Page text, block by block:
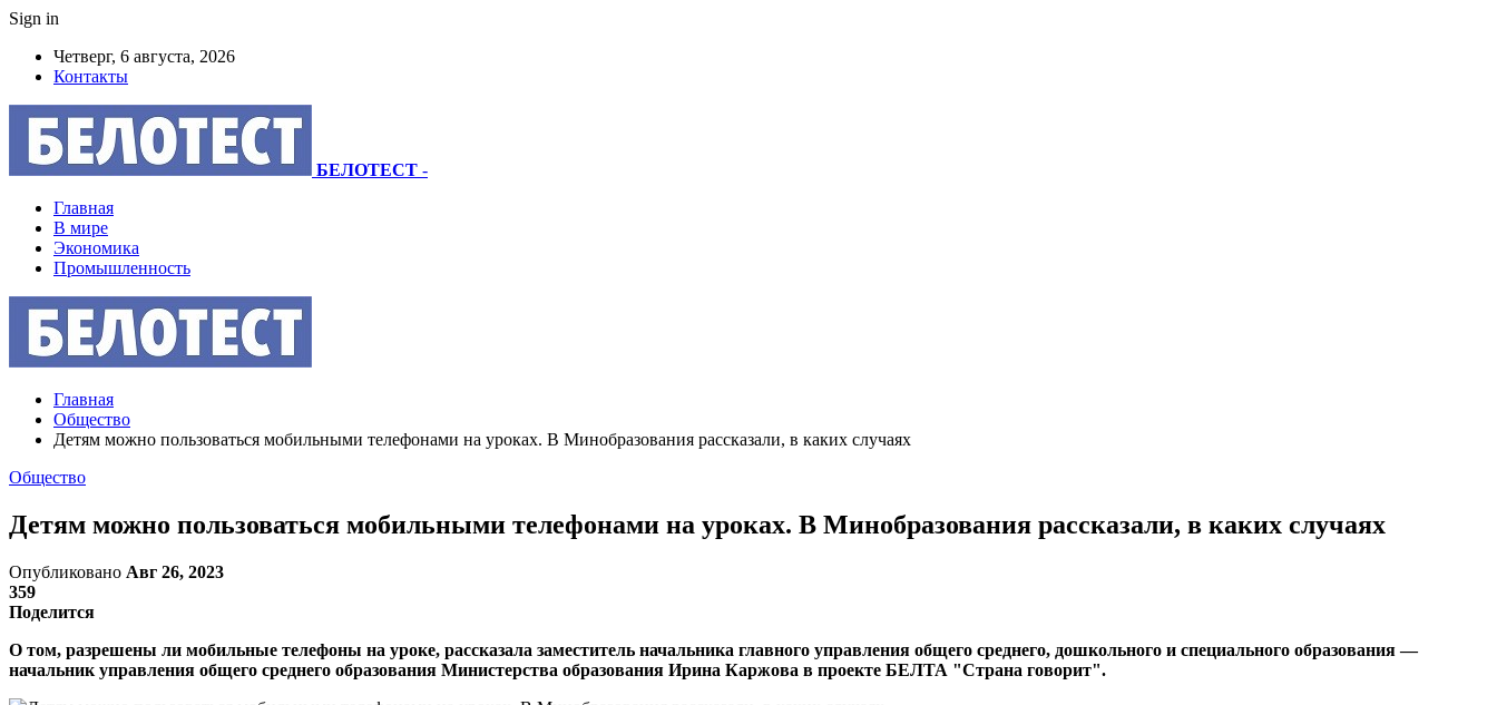
Sign in
Четверг, 6 августа, 2026
Контакты
БЕЛОТЕСТ -
Главная
В мире
Экономика
Промышленность
Главная
Общество
Детям можно пользоваться мобильными телефонами на уроках. В Минобразования рассказали, в каких случаях
Общество
Детям можно пользоваться мобильными телефонами на уроках. В Минобразования рассказали, в каких случаях
Опубликовано Авг 26, 2023
359
Поделится
О том, разрешены ли мобильные телефоны на уроке, рассказала заместитель начальника главного управления общего среднего, дошкольного и специального образования —
начальник управления общего среднего образования Министерства образования Ирина Каржова в проекте БЕЛТА "Страна говорит".